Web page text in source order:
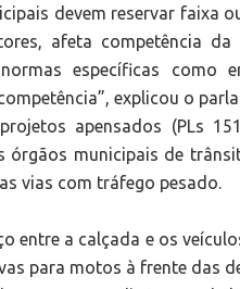
devem reservar faixa
afeta competência
específicas como
explicou o
apensados (PLs
órgãos municipais de
vias com tráfego pesado.
entre a calçada e os
para motos à frente das